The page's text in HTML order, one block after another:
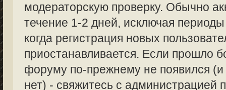
модераторскую проверку. Обычно
течение 1-2 дней, исключая периоды
когда регистрация новых
приостанавливается. Если прошло
форуму по-прежнему не появился
нет) - свяжитесь с администрацией